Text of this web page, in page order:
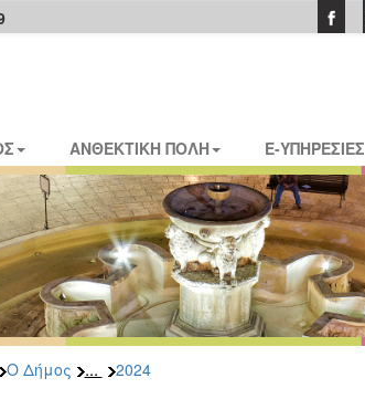
ΑΝΘΕΚΤΙΚΗ ΠΟΛΗ E-ΥΠΗΡΕΣΙΕΣ
Ο Δήμος ... 2024